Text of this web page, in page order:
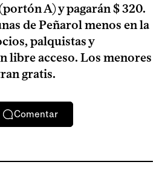
A) y pagarán $ 320.
de Peñarol menos en la
palquistas y
libre acceso. Los menores
gratis.
Comentar